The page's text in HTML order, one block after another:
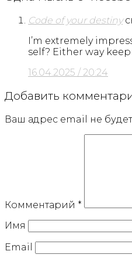
Code of your destiny
I’m extremely
self? Either way
16.04.2025 / 20:24
Добавить
Ваш адрес email не
Комментарий *
Имя
Email